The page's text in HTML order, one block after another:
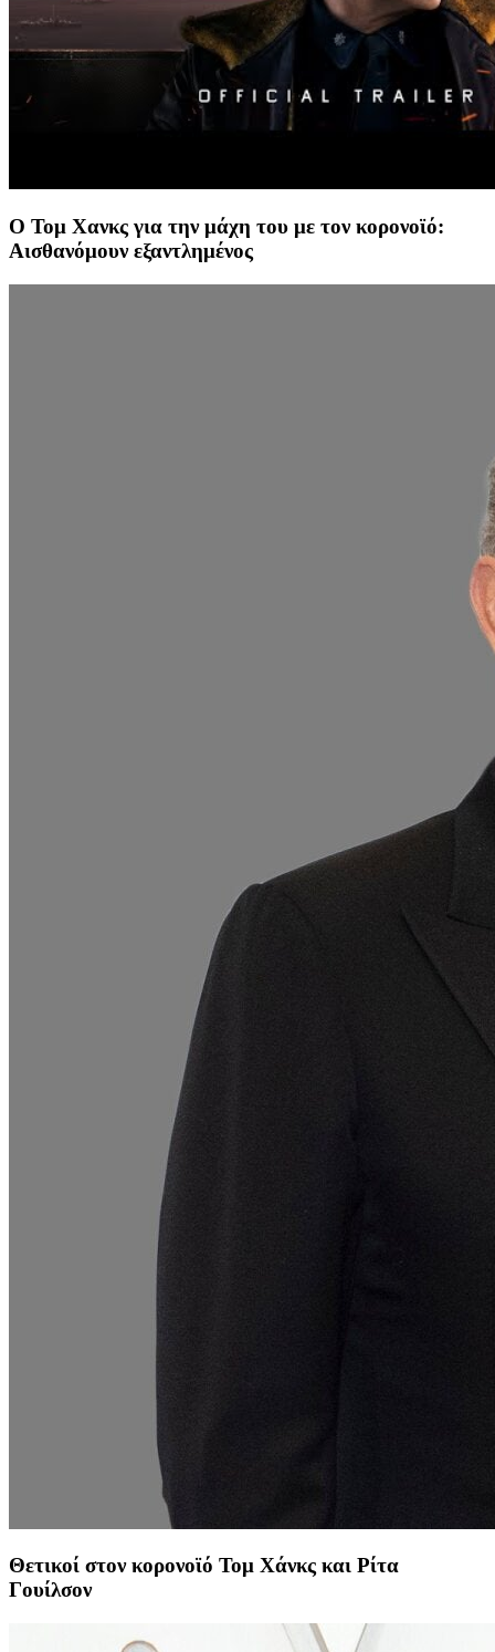
Ο Τομ Χανκς για την μάχη του με τον κορονοϊό:
Αισθανόμουν εξαντλημένος
Θετικοί στον κορονοϊό Τομ Χάνκς και Ρίτα
Γουίλσον